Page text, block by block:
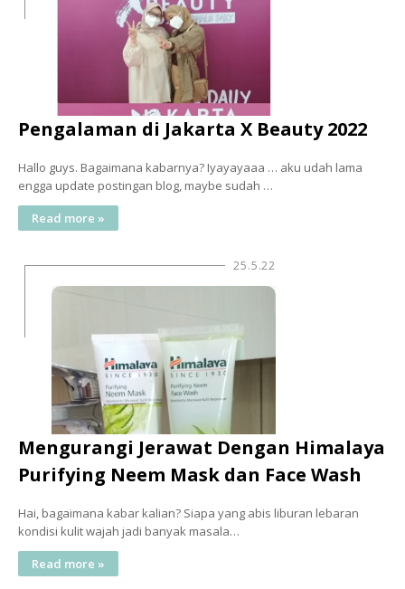
Pengalaman di Jakarta X Beauty 2022
Hallo guys. Bagaimana kabarnya? Iyayayaaa … aku udah lama
engga update postingan blog, maybe sudah …
Read more »
25.5.22
Mengurangi Jerawat Dengan Himalaya
Purifying Neem Mask dan Face Wash
Hai, bagaimana kabar kalian? Siapa yang abis liburan lebaran
kondisi kulit wajah jadi banyak masala…
Read more »